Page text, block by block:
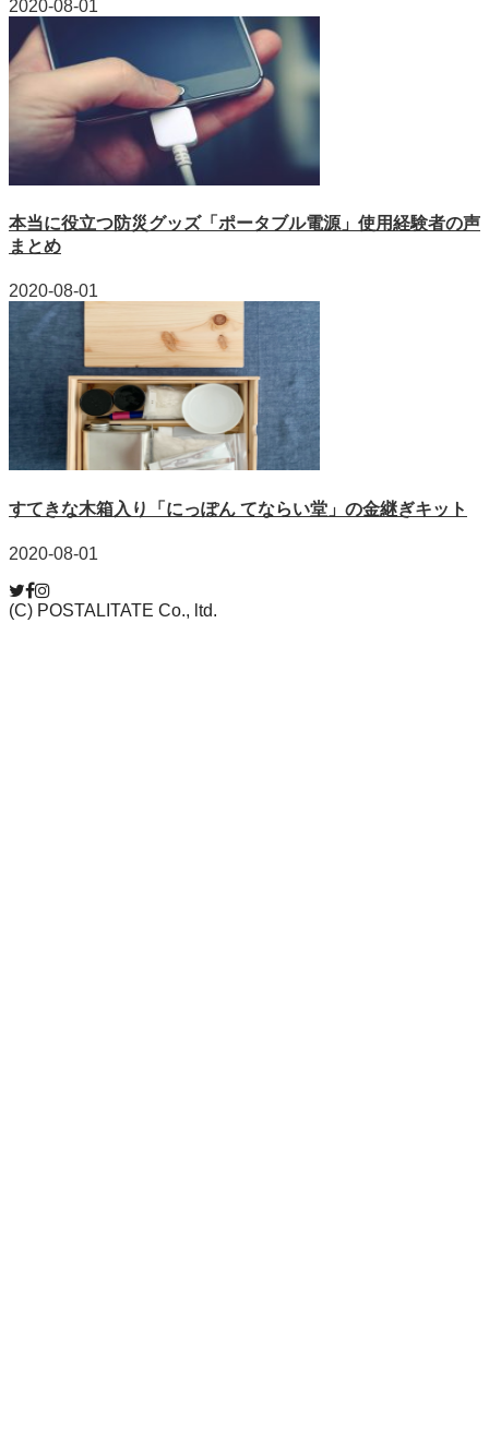
2020-08-01
本当に役立つ防災グッズ「ポータブル電源」使用経験者の声
まとめ
2020-08-01
すてきな木箱入り「にっぽん てならい堂」の金継ぎキット
2020-08-01
(C) POSTALITATE Co., ltd.